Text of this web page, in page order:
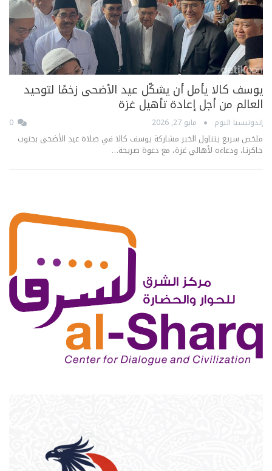
يوسف كالا يأمل أن يشكّل عيد الأضحى زخمًا لتوحيد
العالم من أجل إعادة تأهيل غزة
إندونيسيا اليوم مايو 27, 2026
ملخص سريع يتناول الخبر مشاركة يوسف كالا في صلاة عيد الأضحى بجنوب
جاكرتا، ودعاءه لأهالي غزة، مع دعوة صريحة…